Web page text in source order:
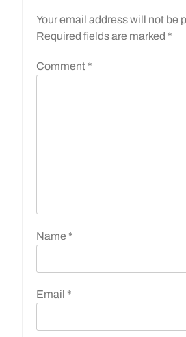
Your email address will not be
Required fields are marked *
Comment *
Name *
Email *